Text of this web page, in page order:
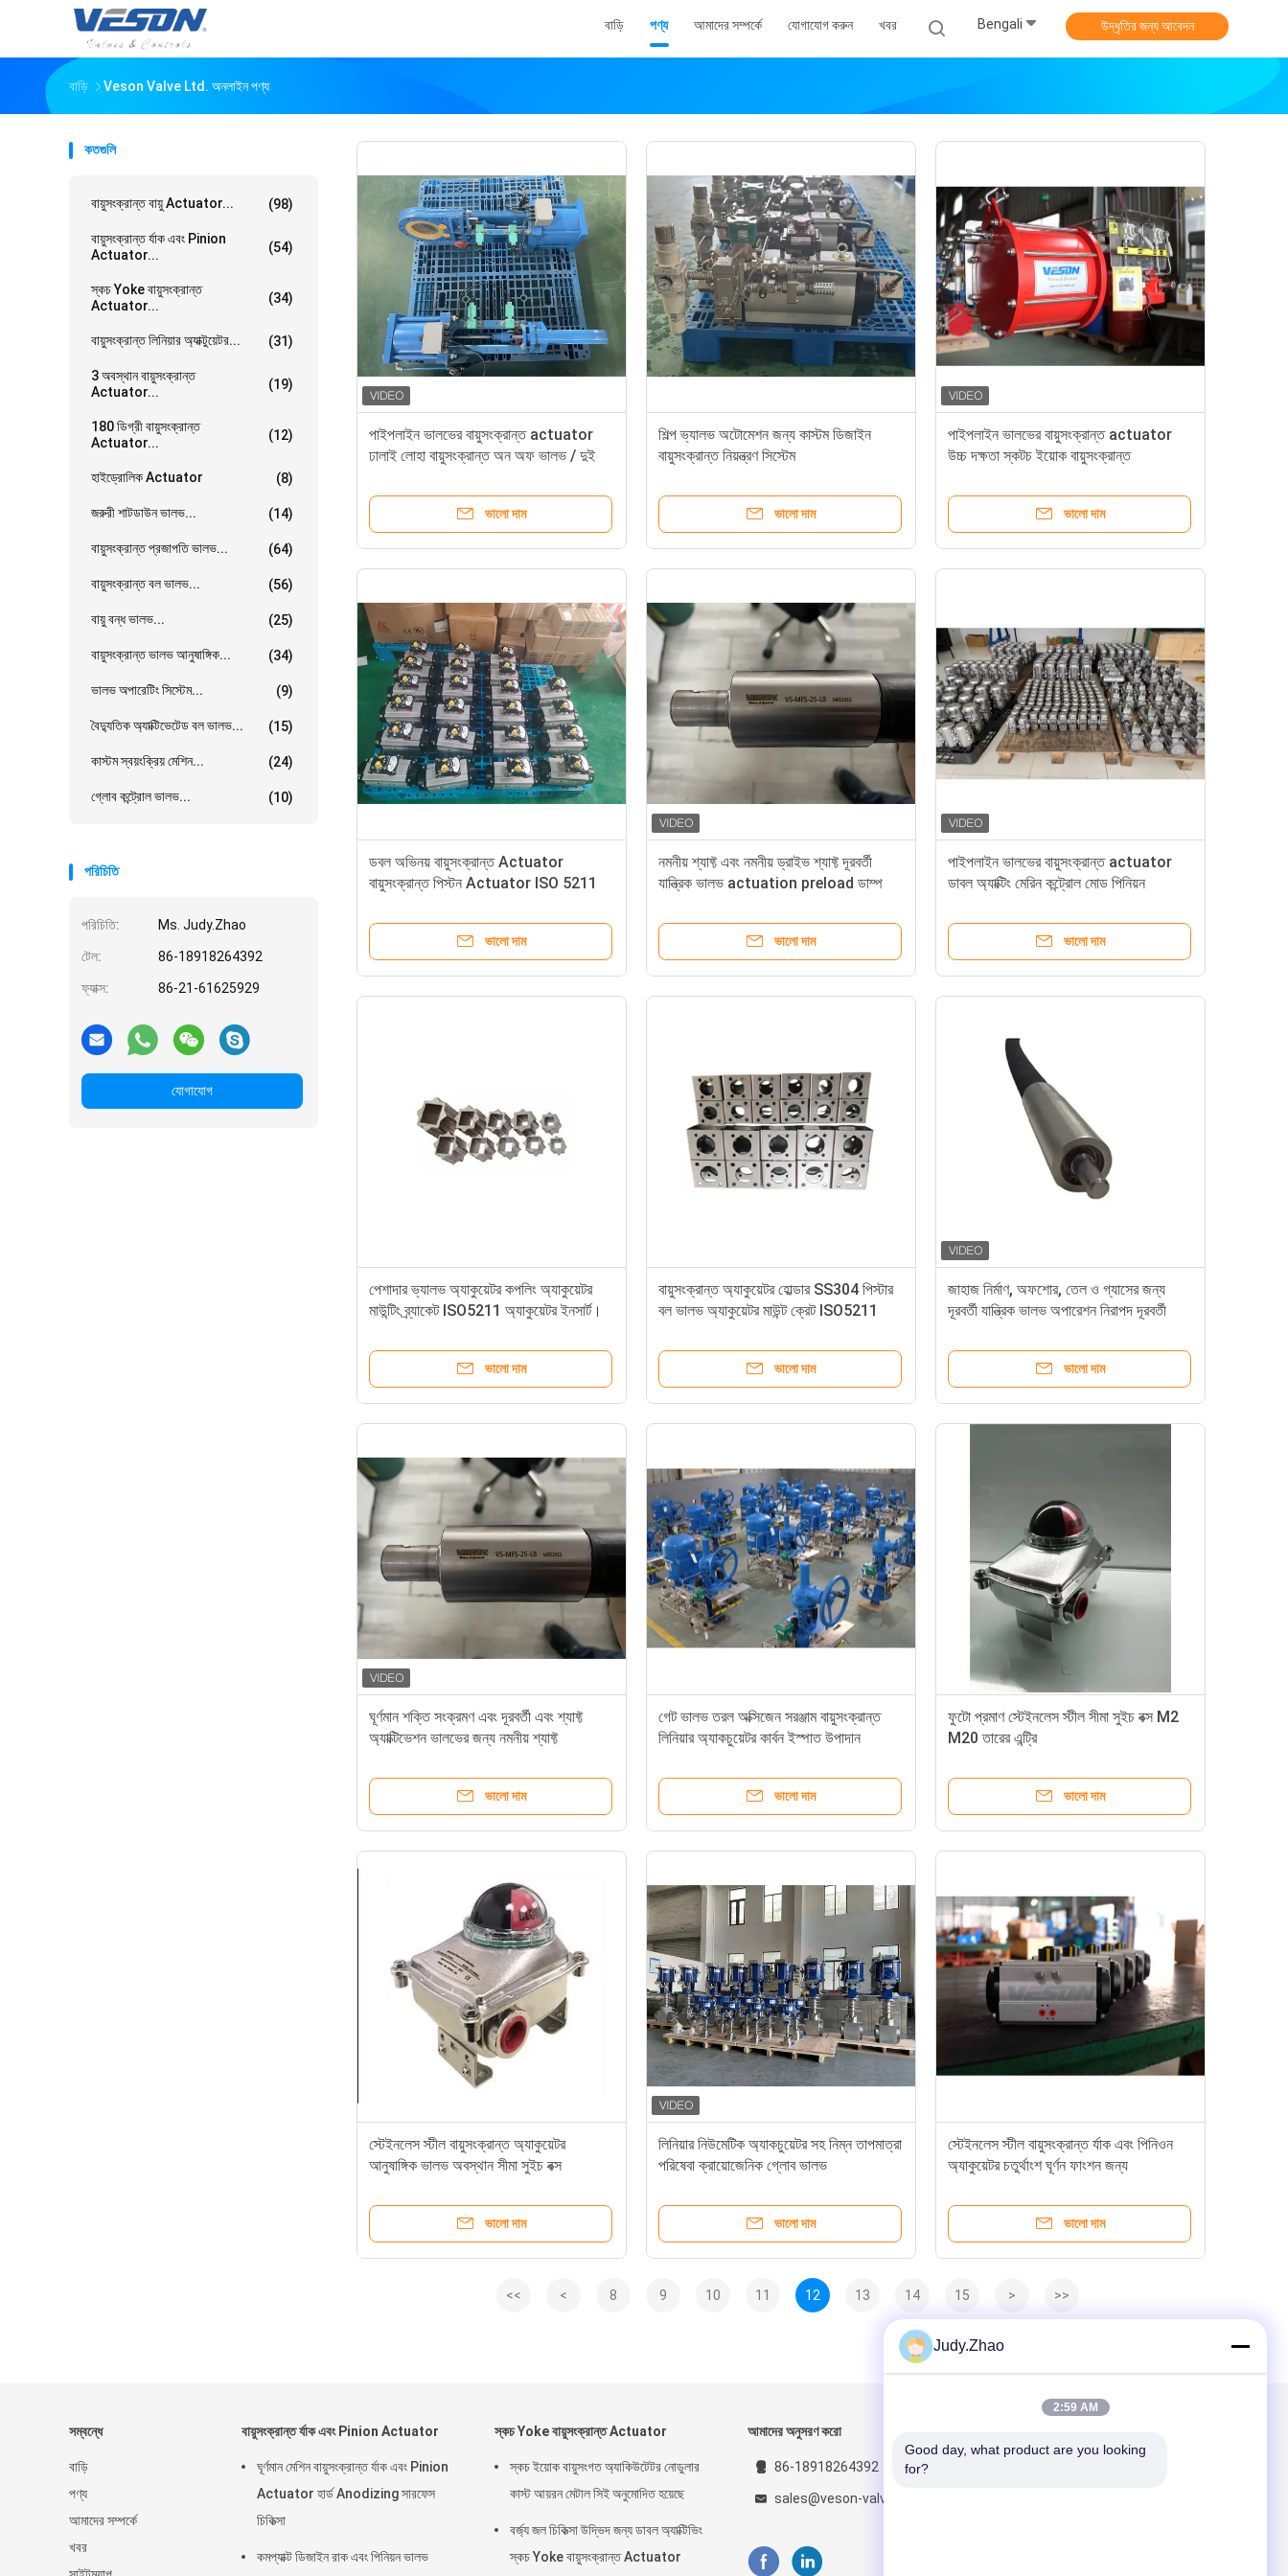
বাড়ি পণ্য আমাদের সম্পর্কে যোগাযোগ করুন খবর Bengali উদ্ধৃতির জন্য আবেদন
বাড়ি Veson Valve Ltd. অনলাইন পণ্য
কতগুলি
বায়ুসংক্রান্ত বায়ু Actuator... (98)
বায়ুসংক্রান্ত র্যাক এবং Pinion
Actuator...
(54)
স্কচ Yoke বায়ুসংক্রান্ত
Actuator...
(34)
বায়ুসংক্রান্ত লিনিয়ার অ্যাক্টুয়েটর... (31)
3 অবস্থান বায়ুসংক্রান্ত
Actuator...
(19)
180 ডিগ্রী বায়ুসংক্রান্ত
Actuator...
(12)
হাইড্রোলিক Actuator (8)
জরুরী শাটডাউন ভালভ... (14)
বায়ুসংক্রান্ত প্রজাপতি ভালভ... (64)
বায়ুসংক্রান্ত বল ভালভ... (56)
বায়ু বন্ধ ভালভ... (25)
বায়ুসংক্রান্ত ভালভ আনুষাঙ্গিক... (34)
ভালভ অপারেটিং সিস্টেম... (9)
বৈদ্যুতিক অ্যাক্টিভেটেড বল ভালভ... (15)
কাস্টম স্বয়ংক্রিয় মেশিন... (24)
গ্লোব কন্ট্রোল ভালভ... (10)
পরিচিতি
পরিচিতি: Ms. Judy.Zhao
টেল: 86-18918264392
ফ্যাক্স: 86-21-61625929
যোগাযোগ
পাইপলাইন ভালভের বায়ুসংক্রান্ত actuator
ঢালাই লোহা বায়ুসংক্রান্ত অন অফ ভালভ / দুই
ভালো দাম
শিল্প ভ্যালভ অটোমেশন জন্য কাস্টম ডিজাইন
বায়ুসংক্রান্ত নিয়ন্ত্রণ সিস্টেম
ভালো দাম
পাইপলাইন ভালভের বায়ুসংক্রান্ত actuator
উচ্চ দক্ষতা স্কটচ ইয়োক বায়ুসংক্রান্ত
ভালো দাম
ডবল অভিনয় বায়ুসংক্রান্ত Actuator
বায়ুসংক্রান্ত পিস্টন Actuator ISO 5211
ভালো দাম
নমনীয় শ্যাফ্ট এবং নমনীয় ড্রাইভ শ্যাফ্ট দূরবর্তী
যান্ত্রিক ভালভ actuation preload ডাম্প
ভালো দাম
পাইপলাইন ভালভের বায়ুসংক্রান্ত actuator
ডাবল অ্যাক্টিং মেরিন কন্ট্রোল মোড পিনিয়ন
তৈরি
ভালো দাম
পেশাদার ভ্যালভ অ্যাকুয়েটর কপলিং অ্যাকুয়েটর
মাউন্টিং ব্র্যাকেট ISO5211 অ্যাকুয়েটর ইনসার্ট।
ভালো দাম
বায়ুসংক্রান্ত অ্যাকুয়েটর হোল্ডার SS304 পিস্টার
বল ভালভ অ্যাকুয়েটর মাউন্ট ক্রেট ISO5211
ভালো দাম
জাহাজ নির্মাণ, অফশোর, তেল ও গ্যাসের জন্য
দূরবর্তী যান্ত্রিক ভালভ অপারেশন নিরাপদ দূরবর্তী
ভালো দাম
ঘূর্ণমান শক্তি সংক্রমণ এবং দূরবর্তী এবং শ্যাফ্ট
অ্যাক্টিভেশন ভালভের জন্য নমনীয় শ্যাফ্ট
ভালো দাম
গেট ভালভ তরল অক্সিজেন সরঞ্জাম বায়ুসংক্রান্ত
লিনিয়ার অ্যাকচুয়েটর কার্বন ইস্পাত উপাদান
ভালো দাম
ফুটো প্রমাণ স্টেইনলেস স্টীল সীমা সুইচ বক্স M2
M20 তারের এন্ট্রি
ভালো দাম
স্টেইনলেস স্টীল বায়ুসংক্রান্ত অ্যাকুয়েটর
আনুষাঙ্গিক ভালভ অবস্থান সীমা সুইচ বক্স
ভালো দাম
লিনিয়ার নিউমেটিক অ্যাকচুয়েটর সহ নিম্ন তাপমাত্রা
পরিষেবা ক্রায়োজেনিক গ্লোব ভালভ
ভালো দাম
স্টেইনলেস স্টীল বায়ুসংক্রান্ত র্যাক এবং পিনিওন
অ্যাকুয়েটর চতুর্থাংশ ঘূর্ণন ফাংশন জন্য
ভালো দাম
<< < 8 9 10 11 12 13 14 15 > >>
সম্বন্ধে
বাড়ি
পণ্য
আমাদের সম্পর্কে
খবর
বায়ুসংক্রান্ত র্যাক এবং Pinion Actuator
ঘূর্ণমান মেশিন বায়ুসংক্রান্ত র্যাক এবং Pinion
Actuator হার্ড Anodizing সারফেস
চিকিত্সা
কমপ্যাক্ট ডিজাইন রাক এবং পিনিয়ন ভালভ
স্কচ Yoke বায়ুসংক্রান্ত Actuator
স্কচ ইয়োক বায়ুসংগত অ্যাকিউটেটর নোডুলার
কাস্ট আয়রন মেটাল সিই অনুমোদিত হয়েছে
বর্জ্য জল চিকিত্সা উদ্ভিদ জন্য ডাবল অ্যাক্টিভিং
স্কচ Yoke বায়ুসংক্রান্ত Actuator
আমাদের অনুসরণ করো
86-18918264392
sales@veson-valve.com
Judy.Zhao
2:59 AM
Good day, what product are you looking
for?